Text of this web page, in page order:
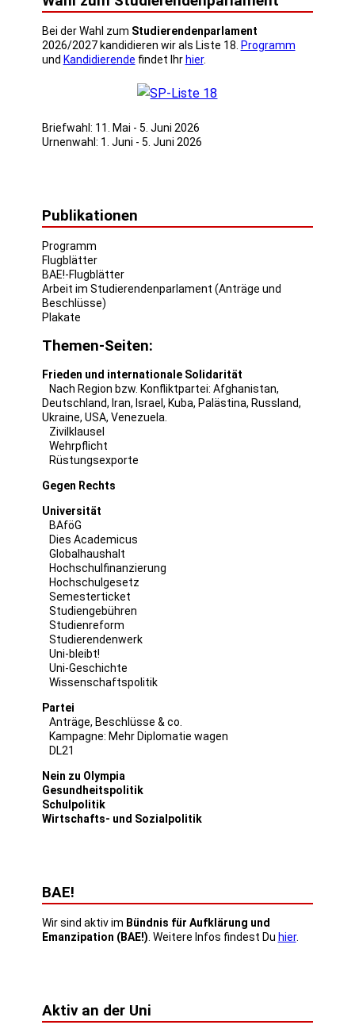
Bei der Wahl zum Studierendenparlament
2026/2027 kandidieren wir als Liste 18. Programm
und Kandidierende findet Ihr hier.
Briefwahl: 11. Mai - 5. Juni 2026
Urnenwahl: 1. Juni - 5. Juni 2026
Publikationen
Programm
Flugblätter
BAE!-Flugblätter
Arbeit im Studierendenparlament (Anträge und
Beschlüsse)
Plakate
Themen-Seiten:
Frieden und internationale Solidarität
Nach Region bzw. Konfliktpartei: Afghanistan,
Deutschland, Iran, Israel , Kuba, Palästina, Russland,
Ukraine, USA, Venezuela
Zivilklausel
Wehrpflicht
Rüstungsexporte
Gegen Rechts
Universität
BAföG
Dies Academicus
Globalhaushalt
Hochschulfinanzierung
Hochschulgesetz
Semesterticket
Studiengebühren
Studienreform
Studierendenwerk
Uni-bleibt!
Uni-Geschichte
Wissenschaftspolitik
Partei
Anträge, Beschlüsse & co.
Kampagne: Mehr Diplomatie wagen
DL21
Nein zu Olympia
Gesundheitspolitik
Schulpolitik
Wirtschafts- und Sozialpolitik
BAE!
Wir sind aktiv im Bündnis für Aufklärung und
Emanzipation (BAE!) . Weitere Infos findest Du hier.
Aktiv an der Uni